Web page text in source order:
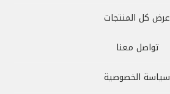
عرض كل المنتجات
تواصل معنا
سياسة الخصوصية